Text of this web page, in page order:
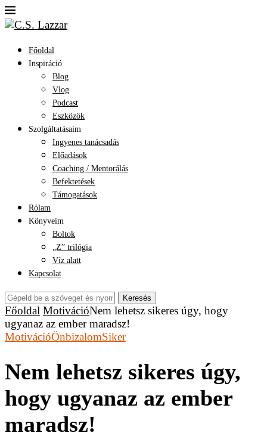
Főoldal
Inspiráció
Blog
Vlog
Podcast
Eszközök
Szolgáltatásaim
Ingyenes tanácsadás
Előadások
Coaching / Mentorálás
Befektetések
Támogatások
Rólam
Könyveim
Boltok
„Z” trilógia
Víz alatt
Kapcsolat
Keresés
Főoldal MotivációNem lehetsz sikeres úgy, hogy
ugyanaz az ember maradsz!
MotivációÖnbizalomSiker
Nem lehetsz sikeres úgy,
hogy ugyanaz az ember
maradsz!